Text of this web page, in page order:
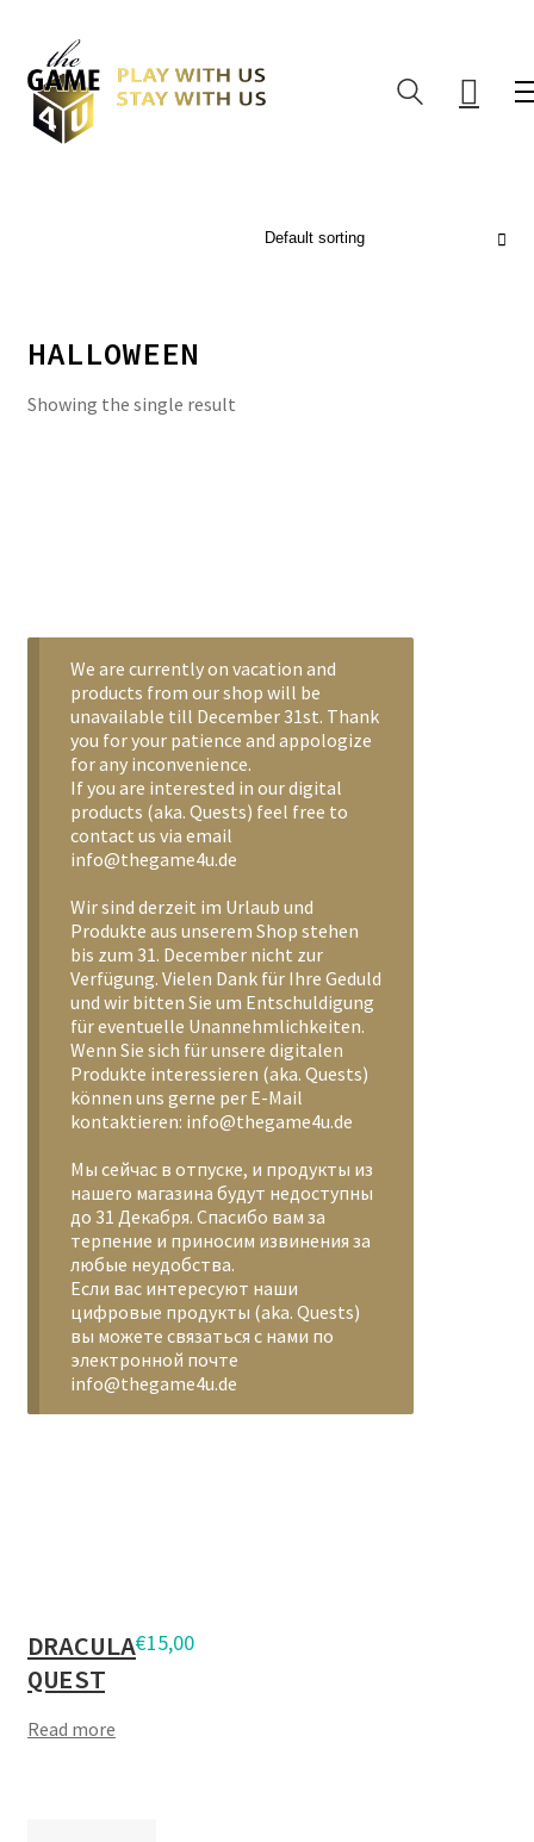
HALLOWEEN
Showing the single result
Default sorting
We are currently on vacation and
products from our shop will be
unavailable till December 31st. Thank
you for your patience and appologize
for any inconvenience.
If you are interested in our digital
products (aka. Quests) feel free to
contact us via email
info@thegame4u.de
Wir sind derzeit im Urlaub und
Produkte aus unserem Shop stehen
bis zum 31. December nicht zur
Verfügung. Vielen Dank für Ihre Geduld
und wir bitten Sie um Entschuldigung
für eventuelle Unannehmlichkeiten.
Wenn Sie sich für unsere digitalen
Produkte interessieren (aka. Quests)
können uns gerne per E-Mail
kontaktieren: info@thegame4u.de
Мы сейчас в отпуске, и продукты из
нашего магазина будут недоступны
до 31 Декабря. Спасибо вам за
терпение и приносим извинения за
любые неудобства.
Если вас интересуют наши
цифровые продукты (aka. Quests)
вы можете связаться с нами по
электронной почте
info@thegame4u.de
DRACULA
QUEST
Read more
€15,00